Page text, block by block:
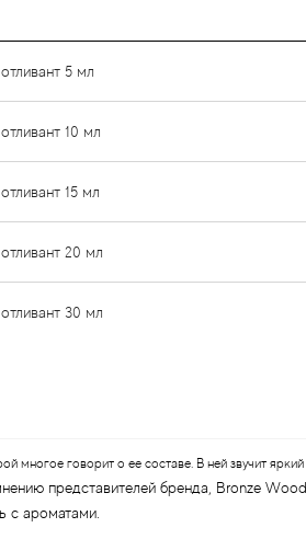
5 мл
10 мл
15 мл
20 мл
30 мл
многое говорит о ее составе. В ней звучит
представителей бренда, Bronze
с ароматами.